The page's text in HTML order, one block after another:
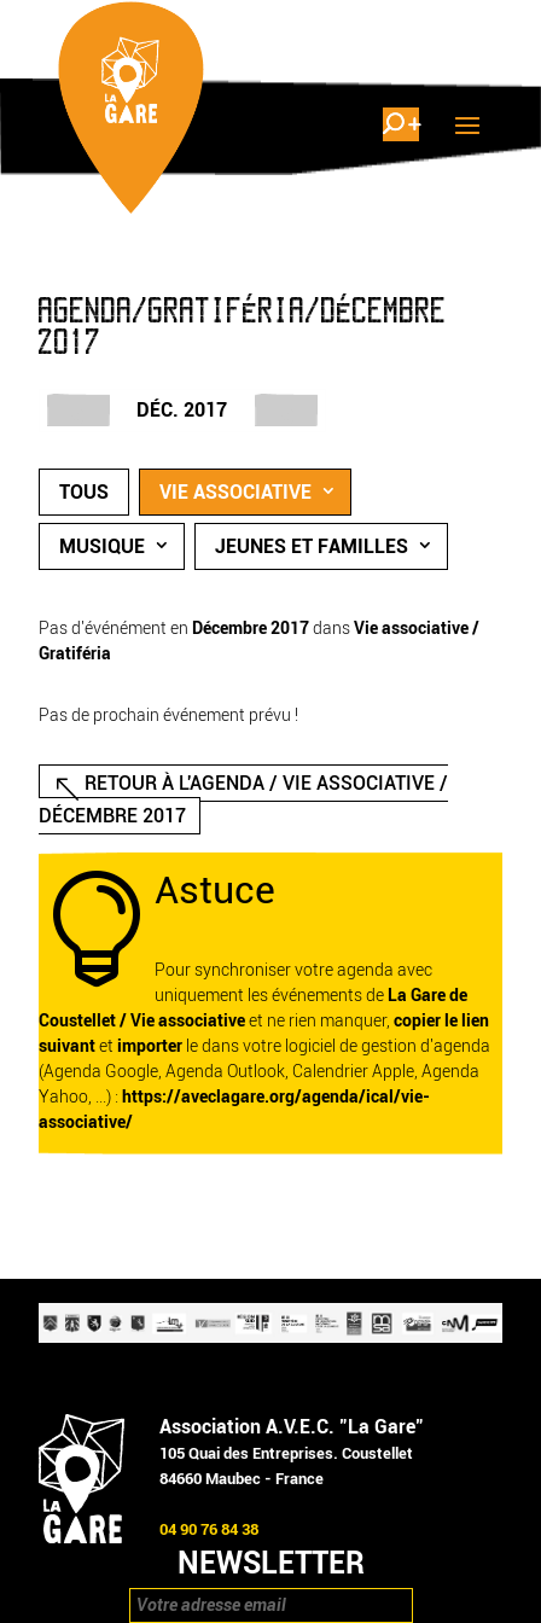
AGENDA/GRATIFÉRIA/DÉCEMBRE
2017
DÉC. 2017
TOUS VIE ASSOCIATIVE
MUSIQUE JEUNES ET FAMILLES
Pas d'événément en Décembre 2017dansVie associative /
Gratiféria
Pas de prochain événement prévu !
RETOUR À L'AGENDA / VIE ASSOCIATIVE /
DÉCEMBRE 2017
 Astuce
Pour synchroniser votre agenda avec
uniquement les événements de La Gare de
Coustellet / Vie associativeet ne rien manquer, copier le lien
suivantet importer le dans votre logiciel de gestion d'agenda
(Agenda Google, Agenda Outlook, Calendrier Apple, Agenda
Yahoo, ...) : https://aveclagare.org/agenda/ical/vie-
associative/
Association A.V.E.C. "La Gare"
105 Quai des Entreprises. Coustellet
84660 Maubec - France
04 90 76 84 38
NEWSLETTER